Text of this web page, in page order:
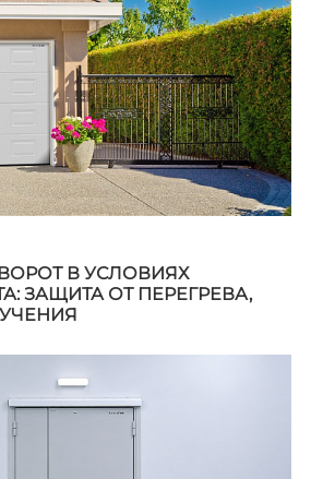
В УСЛОВИЯХ
ЗАЩИТА ОТ ПЕРЕГРЕВА,